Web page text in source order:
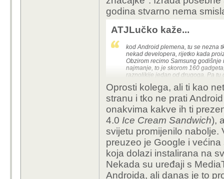
skorom kod svakog
zemlji, različitu
verzije iOSa.
godina stvarno nema
ATJLučko kaže...
kod Android plemena, tu se nezna
nekad developera, rijetko kada
Obzirom recimo Samsung
najmanje, to je skorom 160
raznolikije jedan od drugoga. Pa
još 24 gadgeta svaki, puca glava
U zadnje vrijeme
modela, jesu skupi
prednosti i kvaliteta,
Kuda nam je recimo
bijelog ONE modela,
pomalo i skuplji, a
Oprosti kolega, ali ti kao
stranu i tko ne prati
onakvima kakve ih ti
4.0 Ice Cream Sandwich),
svijetu promijenilo nabolje.
preuzeo je Google i
koja dolazi instalirana na
Nekada su uređaji s
Androida, ali danas je to